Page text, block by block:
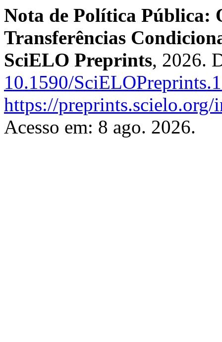
Nota de Política Pública:
Transferências
SciELO Preprints, 2026.
10.1590/
https://
Acesso em: 8 ago. 2026.